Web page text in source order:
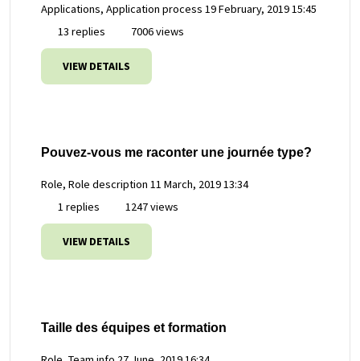
Applications, Application process 19 February, 2019 15:45
13 replies
7006 views
VIEW DETAILS
Pouvez-vous me raconter une journée type?
Role, Role description 11 March, 2019 13:34
1 replies
1247 views
VIEW DETAILS
Taille des équipes et formation